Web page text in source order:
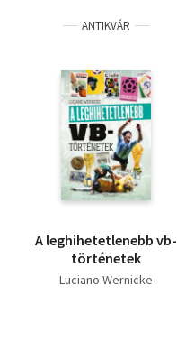
ANTIKVÁR
A leghihetetlenebb vb-
történetek
Luciano Wernicke